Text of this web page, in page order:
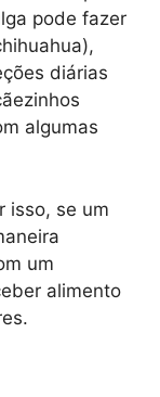
pode fazer
diárias
algumas
isso, se um
um
alimento